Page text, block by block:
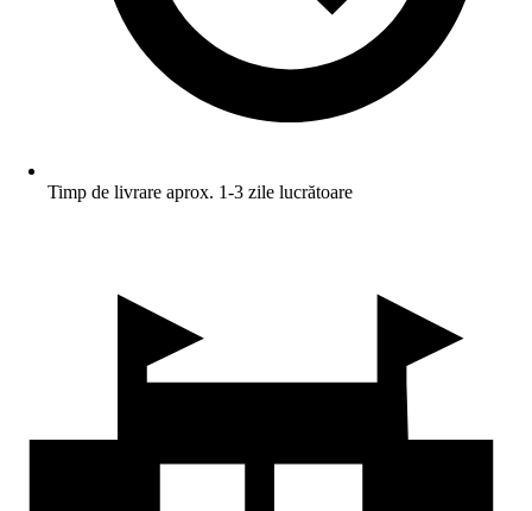
Timp de livrare aprox. 1-3 zile lucrătoare